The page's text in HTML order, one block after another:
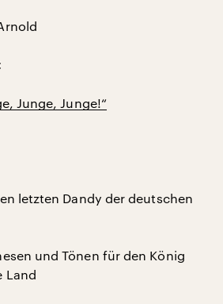
Junge, Junge!“
letzten Dandy der deutschen
und Tönen für den König
Land